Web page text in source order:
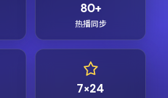
80+
热播同步
7×24